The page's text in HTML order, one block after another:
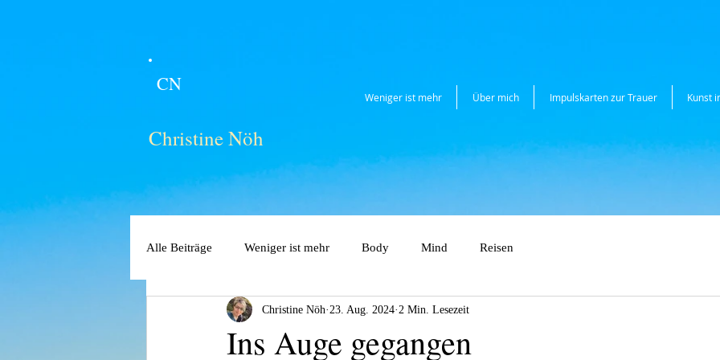
Weniger ist mehr Über mich Impulskarten zur Trauer Kunst
CN
Christine Nöh
Alle Beiträge Weniger ist mehr Body Mind Reisen
Ins Auge gegangen
Christine Nöh 23. Aug. 2024 2 Min. Lesezeit